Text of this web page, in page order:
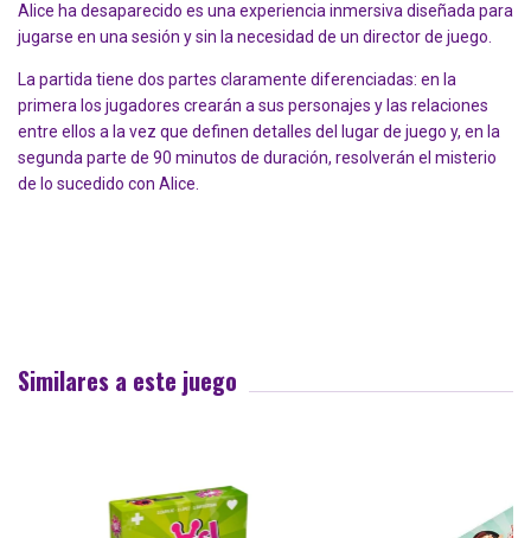
Alice ha desaparecido es una experiencia inmersiva diseñada para
jugarse en una sesión y sin la necesidad de un director de juego.
La partida tiene dos partes claramente diferenciadas: en la
primera los jugadores crearán a sus personajes y las relaciones
entre ellos a la vez que definen detalles del lugar de juego y, en la
segunda parte de 90 minutos de duración, resolverán el misterio
de lo sucedido con Alice.
Similares a este juego